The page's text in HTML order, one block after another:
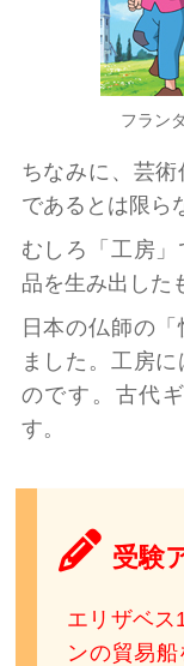
フラン
ちなみに、芸術
であるとは限ら
むしろ「工房
品を生み出した
日本の仏師の
ました。工房
のです。古代
す。
受験
エリザベス
ンの貿易